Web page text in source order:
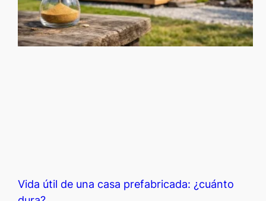
Vida útil de una casa prefabricada: ¿cuánto